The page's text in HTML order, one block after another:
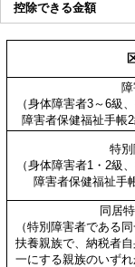
控除できる金額
障
（身体障害者3～6級
障害者保健福祉手
特別
（身体障害者1・2級
障害者保健福祉
同居特
（特別障害者である
扶養親族で、納税者
一にする親族のいず